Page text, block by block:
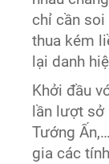
chỉ cần soi
thua kém
lại danh
Khởi đầu
lần lượt sở
Tướng
gia các